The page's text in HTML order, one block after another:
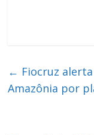
← Fiocruz
Amazônia por